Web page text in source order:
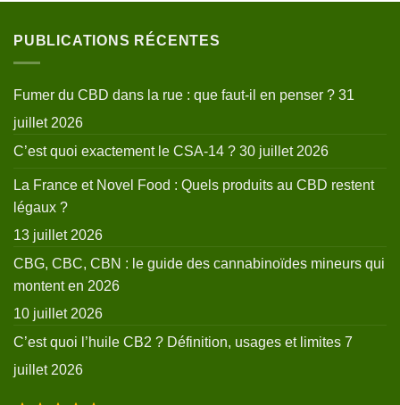
PUBLICATIONS RÉCENTES
Fumer du CBD dans la rue : que faut-il en penser ? 31
juillet 2026
C’est quoi exactement le CSA-14 ? 30 juillet 2026
La France et Novel Food : Quels produits au CBD restent
légaux ?
13 juillet 2026
CBG, CBC, CBN : le guide des cannabinoïdes mineurs qui
montent en 2026
10 juillet 2026
C’est quoi l’huile CB2 ? Définition, usages et limites 7
juillet 2026